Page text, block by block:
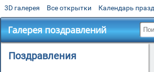
3D галерея Все открытки Календарь
Галерея поздравлений
Поздравления